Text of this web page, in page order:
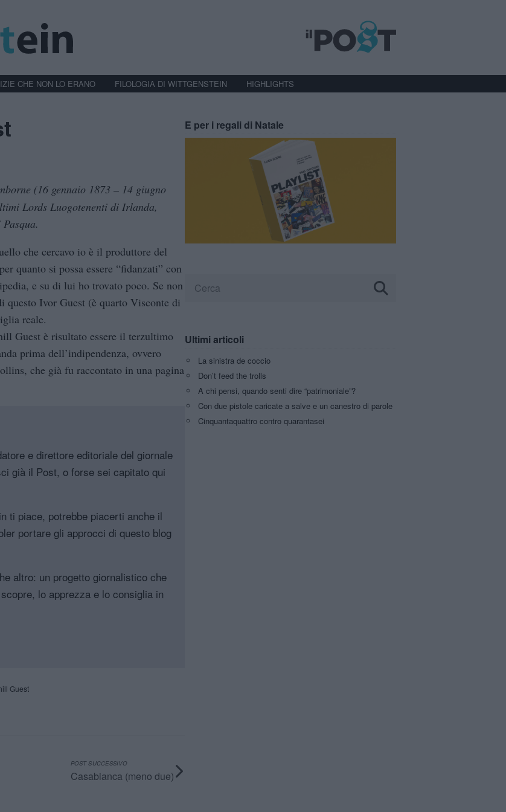
CHE NON LO ERANO FILOLOGIA DI WITTGENSTEIN HIGHLIGHTS
(16 gennaio 1873 – 14 giugno
Lords Luogotenenti di Irlanda,
che cercavo io è il produttore del
quanto si possa essere “fidanzati” con
e su di lui ho trovato poco. Se non
questo Ivor Guest (è quarto Visconte di
reale.
Guest è risultato essere il terzultimo
prima dell’indipendenza, ovvero
che già fu raccontato in una pagina
e direttore editoriale del giornale
già il Post, o forse sei capitato qui
ti piace, potrebbe piacerti anche il
portare gli approcci di questo blog
altro: un progetto giornalistico che
lo apprezza e lo consiglia in
Guest
POST SUCCESSIVO
Casabianca (meno due)
E per i regali di Natale
Ultimi articoli
La sinistra de coccio
Don’t feed the trolls
A chi pensi, quando senti dire “patrimoniale”?
Con due pistole caricate a salve e un canestro di parole
Cinquantaquattro contro quarantasei